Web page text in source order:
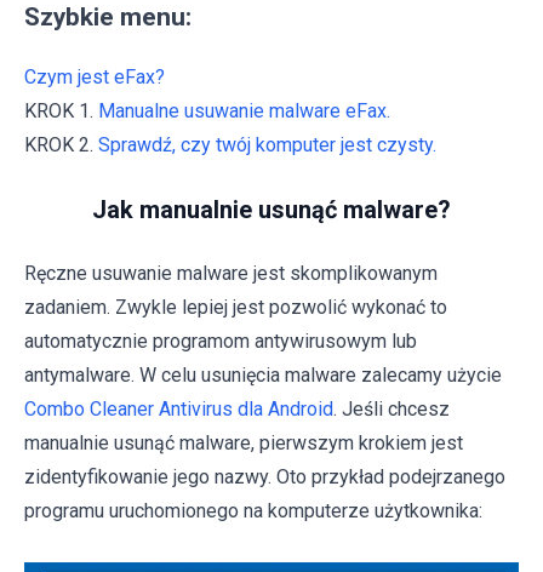
Szybkie menu:
Czym jest eFax?
KROK 1. Manualne usuwanie malware eFax.
KROK 2. Sprawdź, czy twój komputer jest czysty.
Jak manualnie usunąć malware?
Ręczne usuwanie malware jest skomplikowanym
zadaniem. Zwykle lepiej jest pozwolić wykonać to
automatycznie programom antywirusowym lub
antymalware. W celu usunięcia malware zalecamy użycie
Combo Cleaner Antivirus dla Android. Jeśli chcesz
manualnie usunąć malware, pierwszym krokiem jest
zidentyfikowanie jego nazwy. Oto przykład podejrzanego
programu uruchomionego na komputerze użytkownika: